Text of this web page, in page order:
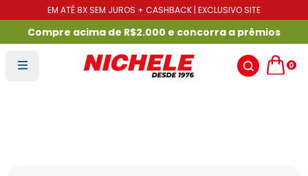
EM ATÉ 8X SEM JUROS + CASHBACK | EXCLUSIVO SITE
Compre acima de R$2.000 e concorra a prêmios
0